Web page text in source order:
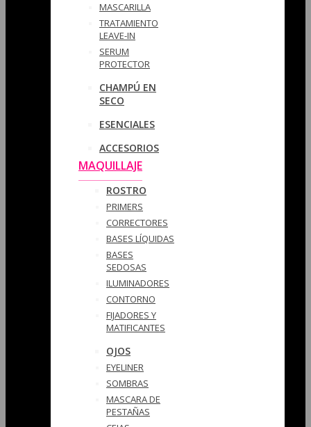
MASCARILLA
TRATAMIENTO
LEAVE-IN
SERUM
PROTECTOR
CHAMPÚ EN
SECO
ESENCIALES
ACCESORIOS
MAQUILLAJE
ROSTRO
PRIMERS
CORRECTORES
BASES LÍQUIDAS
BASES
SEDOSAS
ILUMINADORES
CONTORNO
FIJADORES Y
MATIFICANTES
OJOS
EYELINER
SOMBRAS
MASCARA DE
PESTAÑAS